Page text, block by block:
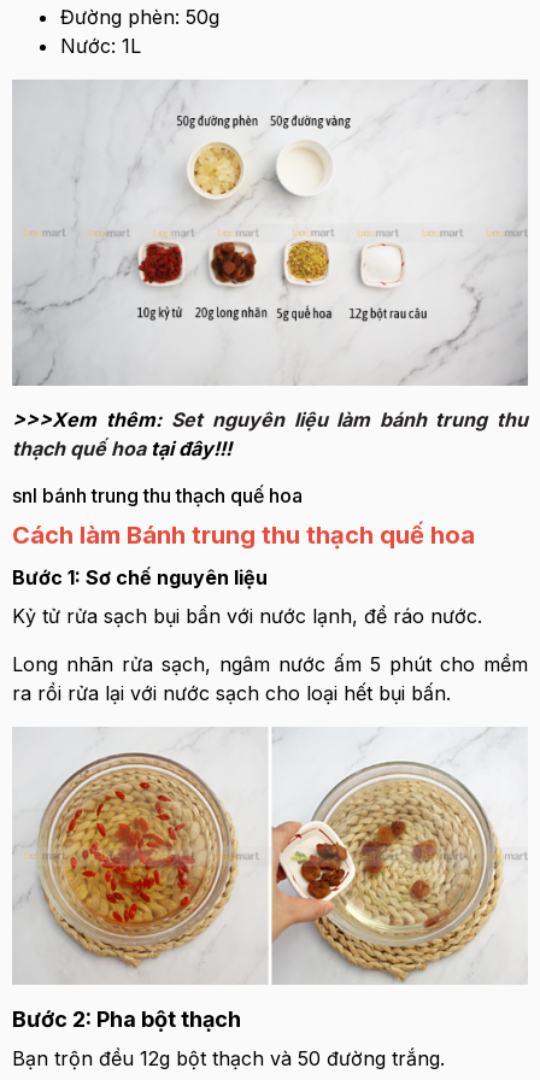
Đường phèn: 50g
Nước: 1L
>>>Xem thêm: Set nguyên liệu làm bánh trung thu
thạch quế hoatại đây!!!
snl bánh trung thu thạch quế hoa
Cách làm Bánh trung thu thạch quế hoa
Bước 1: Sơ chế nguyên liệu
Kỷ tử rửa sạch bụi bẩn với nước lạnh, để ráo nước.
Long nhãn rửa sạch, ngâm nước ấm 5 phút cho mềm
ra rồi rửa lại với nước sạch cho loại hết bụi bấn.
Bước 2: Pha bột thạch
Bạn trộn đều 12g bột thạch và 50 đường trắng.